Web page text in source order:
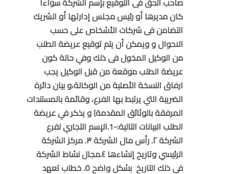
كان مديرها أو رئيس مجلس إدارتها أو الشريك
التضامن فى شركات الأشخاص على حسب
الاحوال و ويمكن أن يتم توقيع عريضة الطلب
من الوكيل المخول فى ذلك وفي حالة كون
عريضة الطلب موقعة من قبل الوكيل يجب
ارفاق النسخة الأصلية من الوكالة،و بيان دائرة
الضريبة التي يرتبط بها الفرع، وقائمة بالمستندات
المرفقة بالوثائق المقدمة) و يذكر في عريضة
الطلب البيانات التالية:-1.الإسم التجاري لفرع
الشركة ٢. رأس مال الشركة ٣. مركز الشركة
الرئيسي وتاريخ إنشاءها ٤.مجال نشاط الشركة
في ذلك التاريخ بشكل واضح ٥. خطاب تعهد